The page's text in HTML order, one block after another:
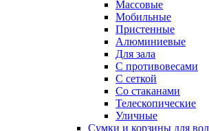
Массовые
Мобильные
Пристенные
Алюминиевые
Для зала
С противовесами
С сеткой
Со стаканами
Телескопические
Уличные
Сумки и корзины для